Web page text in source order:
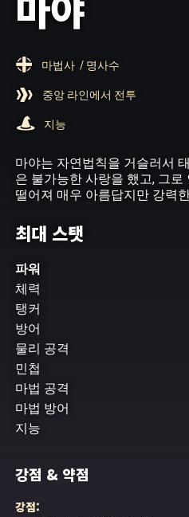
마법사 / 명사수
중앙 라인에서 전투
지능
마야는 자연법칙을 거슬러서
은 불가능한 사랑을 했고, 그
떨어져 매우 아름답지만 강력
최대 스탯
파워
체력
탱커
방어
물리 공격
민첩
마법 공격
마법 방어
지능
강점 & 약점
강점: